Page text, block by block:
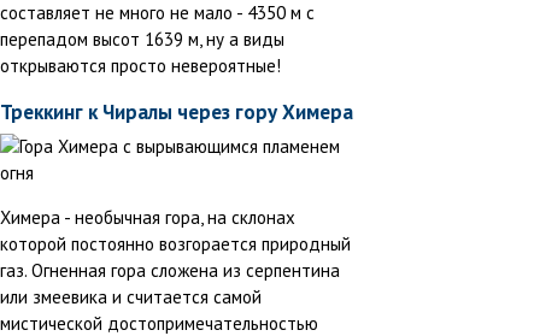
составляет не много не мало - 4350 м с
перепадом высот 1639 м, ну а виды
открываются просто невероятные!
Треккинг к Чиралы через гору Химера
Химера - необычная гора, на склонах
которой постоянно возгорается природный
газ. Огненная гора сложена из серпентина
или змеевика и считается самой
мистической достопримечательностью